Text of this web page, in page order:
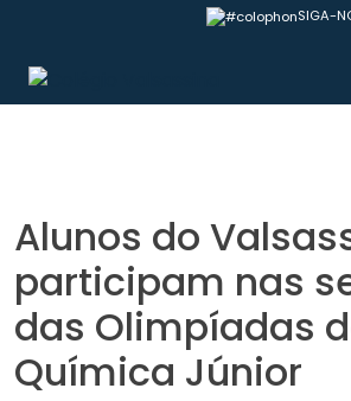
content
SIGA-
Colégio Valsassina
Alunos do
participam nas
das Olimpíadas
Química Júnior